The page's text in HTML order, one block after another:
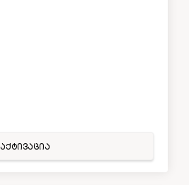
აქტივაცია